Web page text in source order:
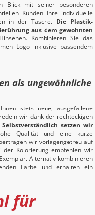
Blick mit seiner besonderen
Kunden Ihre individuelle
in der Tasche. Die Plastik-
aus dem gewohnten
Kombinieren Sie das
Logo inklusive passendem
als ungewöhnliche
stets neue, ausgefallene
wir dank der rechteckigen
Selbstverständlich setzen wir
Qualität und eine kurze
wir vorlagengetreu auf
der Kolorierung empfehlen wir
Alternativ kombinieren
Farbe und erhalten ein
für